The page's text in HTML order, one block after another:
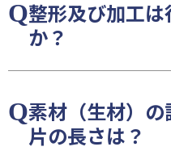
整形及び加工
か？
素材（生材）
片の長さは？